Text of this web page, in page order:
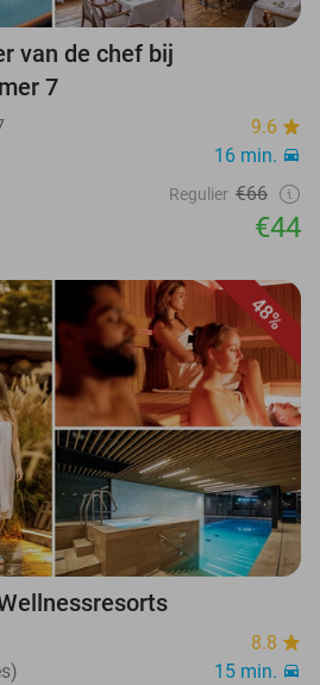
van de chef bij
7
9.6
16 min.
Regulier €66
€44
48%
8.8
15 min.